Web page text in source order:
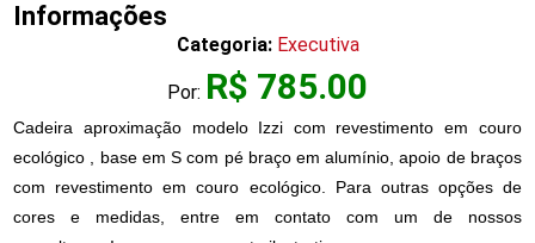
Informações
Categoria: Executiva
Por: R$ 785.00
Cadeira aproximação modelo Izzi com revestimento em couro
ecológico , base em S com pé braço em alumínio, apoio de braços
com revestimento em couro ecológico. Para outras opções de
cores e medidas, entre em contato com um de nossos